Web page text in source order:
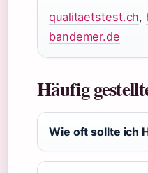
qualitaetstest.ch,
bandemer.de
Häufig
Wie oft sollte ich